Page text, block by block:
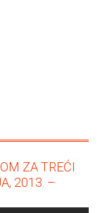
ZA TREĆI
2013. –